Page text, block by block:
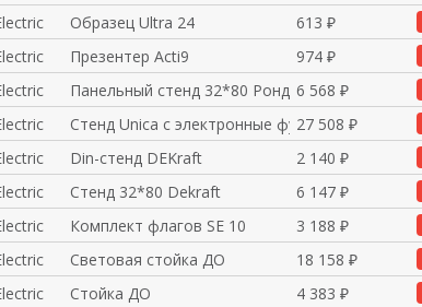
Образец Ultra 24 613 ₽
Презентер Acti9 974 ₽
Панельный стенд 32*80 Рондо6 568 ₽
Стенд Unica с электронные функ27 508 ₽
Din-стенд DEKraft 2 140 ₽
Стенд 32*80 Dekraft 6 147 ₽
Комплект флагов SE 10 3 188 ₽
Световая стойка ДО 18 158 ₽
Стойка ДО 4 383 ₽